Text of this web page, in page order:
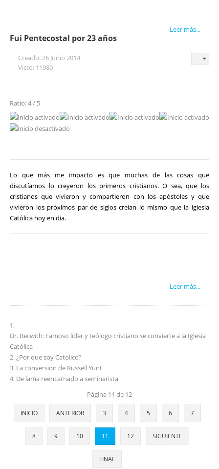
Leer más...
Fui Pentecostal por 23 años
Creado: 26 Junio 2014
Visto: 11980
Ratio: 4 / 5
Lo que más me impacto es que muchas de las cosas que
discutíamos lo creyeron los primeros cristianos. O sea, que los
cristianos que vivieron y compartieron con los apóstoles y que
vivieron los próximos par de siglos creían lo mismo que la iglesia
Católica hoy en dia.
Leer más...
Dr. Becwith: Famoso lider y teólogo cristiano se convierte a la Iglesia
Católica
¿Por que soy Catolico?
La conversion de Russell Yunt
De lama reencarnado a seminarista
Página 11 de 12
INICIO ANTERIOR 3 4 5 6 7
8 9 10 11 12 SIGUIENTE
FINAL